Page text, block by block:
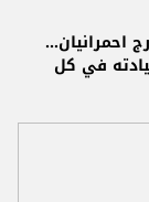
احمرانيان...
في كل